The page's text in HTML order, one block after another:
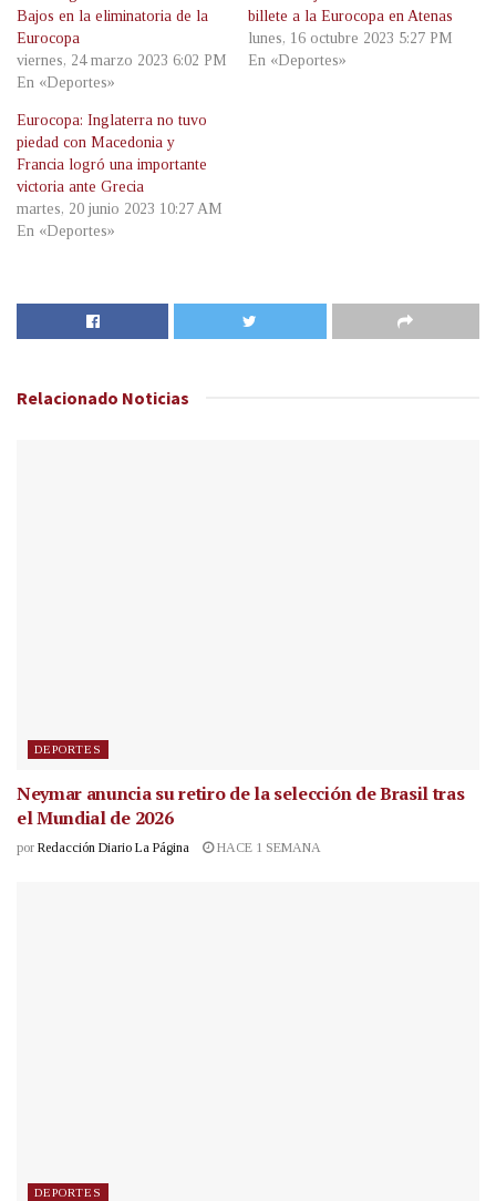
Bajos en la eliminatoria de la
Eurocopa
viernes, 24 marzo 2023 6:02 PM
En «Deportes»
billete a la Eurocopa en Atenas
lunes, 16 octubre 2023 5:27 PM
En «Deportes»
Eurocopa: Inglaterra no tuvo
piedad con Macedonia y
Francia logró una importante
victoria ante Grecia
martes, 20 junio 2023 10:27 AM
En «Deportes»
Relacionado Noticias
DEPORTES
Neymar anuncia su retiro de la selección de Brasil tras
el Mundial de 2026
por Redacción Diario La Página HACE 1 SEMANA
DEPORTES